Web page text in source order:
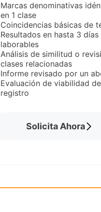
Solicita Ahora
Marcas denominativas
en 1 clase
Coincidencias básicas de
Resultados en hasta 3 días
laborables
Análisis de similitud o
clases relacionadas
Informe revisado por un
Evaluación de viabilidad
registro